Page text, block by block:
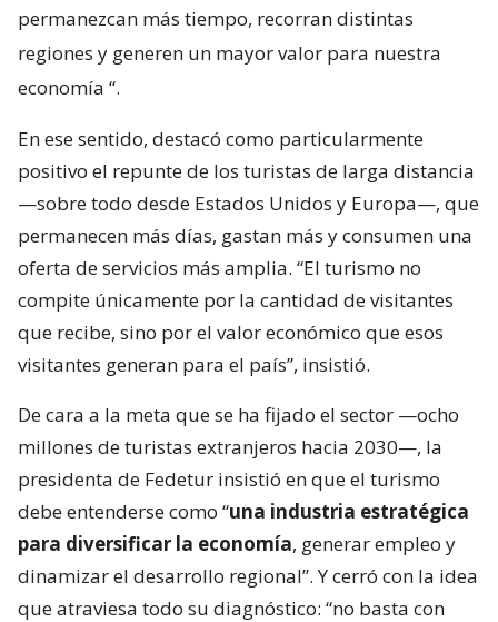
permanezcan más tiempo, recorran distintas
regiones y generen un mayor valor para nuestra
economía “.
En ese sentido, destacó como particularmente
positivo el repunte de los turistas de larga distancia
—sobre todo desde Estados Unidos y Europa—, que
permanecen más días, gastan más y consumen una
oferta de servicios más amplia. “El turismo no
compite únicamente por la cantidad de visitantes
que recibe, sino por el valor económico que esos
visitantes generan para el país”, insistió.
De cara a la meta que se ha fijado el sector —ocho
millones de turistas extranjeros hacia 2030—, la
presidenta de Fedetur insistió en que el turismo
debe entenderse como “una industria estratégica
para diversificar la economía, generar empleo y
dinamizar el desarrollo regional”. Y cerró con la idea
que atraviesa todo su diagnóstico: “no basta con